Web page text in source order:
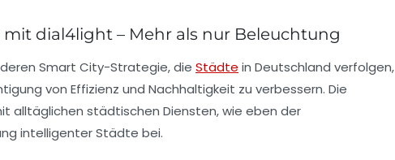
dial4light – Mehr als nur Beleuchtung
Smart City-Strategie, die Städte in Deutschland verfolgen,
von Effizienz und Nachhaltigkeit zu verbessern. Die
alltäglichen städtischen Diensten, wie eben der
intelligenter Städte bei.